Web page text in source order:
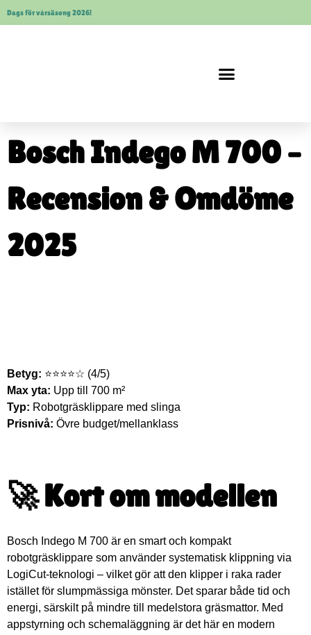
Dags för vårsäsong 2026!
Bosch Indego M 700 –
Recension & Omdöme
2025
Betyg: ⭐⭐⭐⭐☆ (4/5)
Max yta: Upp till 700 m²
Typ: Robotgräsklippare med slinga
Prisnivå: Övre budget/mellanklass
🚀 Kort om modellen
Bosch Indego M 700 är en smart och kompakt
robotgräsklippare som använder systematisk klippning via
LogiCut-teknologi – vilket gör att den klipper i raka rader
istället för slumpmässiga mönster. Det sparar både tid och
energi, särskilt på mindre till medelstora gräsmattor. Med
appstyrning och schemaläggning är det här en modern